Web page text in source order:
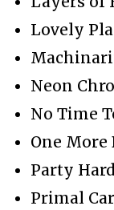
Lovely
Neon
No Time
One More
Party
Primal